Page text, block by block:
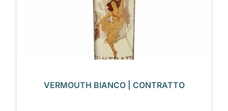
VERMOUTH BIANCO | CONTRATTO